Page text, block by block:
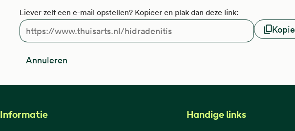
Liever zelf een e-mail opstellen? Kopieer en plak dan deze link:
Annuleren
Informatie Handige links